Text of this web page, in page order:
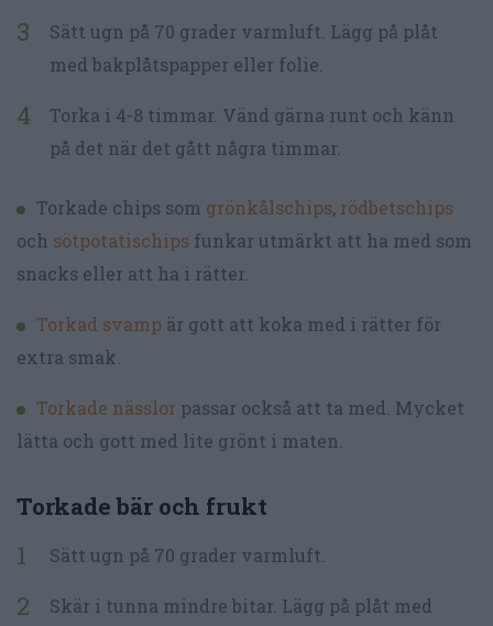
Sätt ugn på 70 grader varmluft. Lägg på plåt
med bakplåtspapper eller folie.
Torka i 4-8 timmar. Vänd gärna runt och känn
på det när det gått några timmar.
Torkade chips som grönkålschips, rödbetschips
och sötpotatischips funkar utmärkt att ha med som
snacks eller att ha i rätter.
Torkad svamp är gott att koka med i rätter för
extra smak.
Torkade nässlor passar också att ta med. Mycket
lätta och gott med lite grönt i maten.
Torkade bär och frukt
Sätt ugn på 70 grader varmluft.
Skär i tunna mindre bitar. Lägg på plåt med